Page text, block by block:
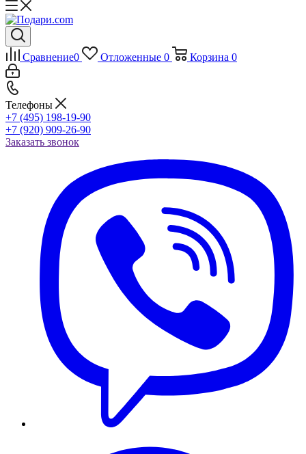
Сравнение0 Отложенные 0 Корзина 0
Телефоны
+7 (495) 198-19-90
+7 (920) 909-26-90
Заказать звонок